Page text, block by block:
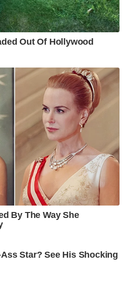
Out Of Hollywood
By The Way She
Star? See His Shocking